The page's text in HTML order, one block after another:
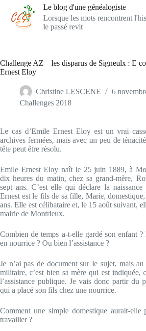
contenu
Le blog d'une généalogiste
Lorsque les mots rencontrent
le passé revit
Challenge AZ – les disparus de Signeulx : E
Ernest Eloy
Christine LESCENE
6
Challenges 2018
Le cas d’Emile Ernest Eloy est un vrai
archives fermées, mais avec un peu de
tête peut être résolu.
Emile Ernest Eloy naît le 25 juin 1889, à
dix heures du matin, chez sa grand-mère,
sept ans. C’est elle qui déclare la
Ernest est le fils de sa fille, Marie,
ans. Elle est célibataire et, le 15 août suivant,
mairie de Montrieux.
Combien de temps a-t-elle gardé son enfant
en nourrice ? Ou bien l’assistance ?
Je n’ai pas de document sur le sujet, mais
militaire, c’est bien sa mère qui est indiquée,
l’assistance publique. Je vais donc partir du
qui a placé son fils chez une nourrice.
Comment une simple domestique aurait-
travailler ?